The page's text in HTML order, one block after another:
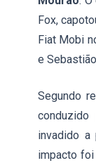
Fox,
Fiat Mobi
e
Segundo
invadido a
impacto